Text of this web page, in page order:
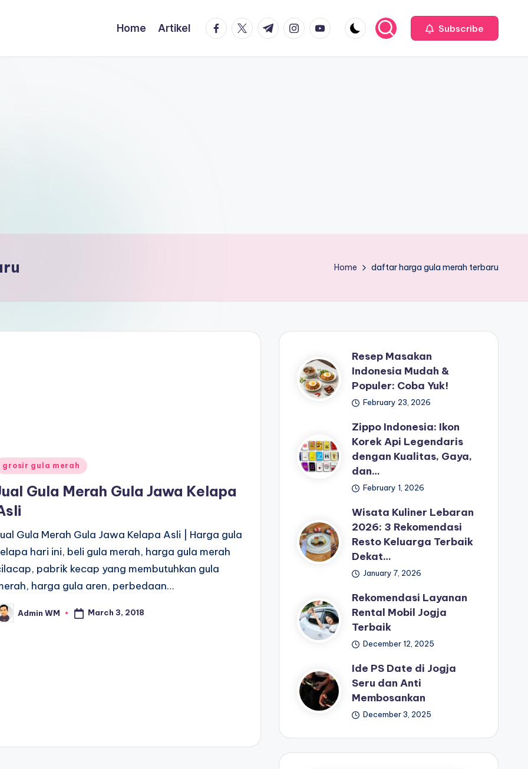
Home Artikel facebook.com
twitter.com
t.me instagram.com
youtube.com Subscribe
Home daftar harga gula merah terbaru
grosir gula merah
Gula Merah Gula Jawa Kelapa
Gula Merah Gula Jawa Kelapa Asli | Harga gula
hari ini, beli gula merah, harga gula merah
pabrik kecap yang membutuhkan gula
harga gula aren, perbedaan…
Admin WM March 3, 2018
Resep Masakan
Indonesia Mudah &
Populer: Coba Yuk!
February 23, 2026
Zippo Indonesia: Ikon
Korek Api Legendaris
dengan Kualitas, Gaya,
dan…
February 1, 2026
Wisata Kuliner Lebaran
2026: 3 Rekomendasi
Resto Keluarga Terbaik
Dekat…
January 7, 2026
Rekomendasi Layanan
Rental Mobil Jogja
Terbaik
December 12, 2025
Ide PS Date di Jogja
Seru dan Anti
Membosankan
December 3, 2025